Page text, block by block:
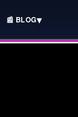
📰 BLOG▾